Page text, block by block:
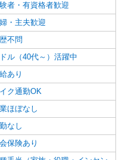
者・有資格者歓迎
・主夫歓迎
不問
ル（40代～）活躍中
あり
ク通勤OK
ほぼなし
なし
保険あり